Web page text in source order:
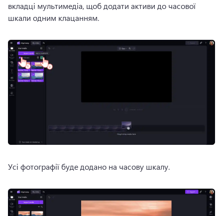
вкладці мультимедіа, щоб додати активи до часової
шкали одним клацанням.
Усі фотографії буде додано на часову шкалу.